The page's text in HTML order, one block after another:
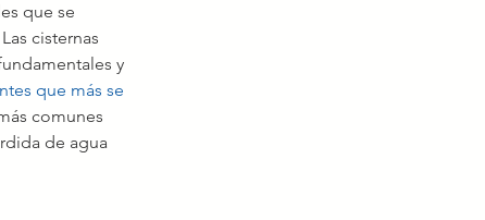
que se
cisternas
y
que más se
comunes
de agua